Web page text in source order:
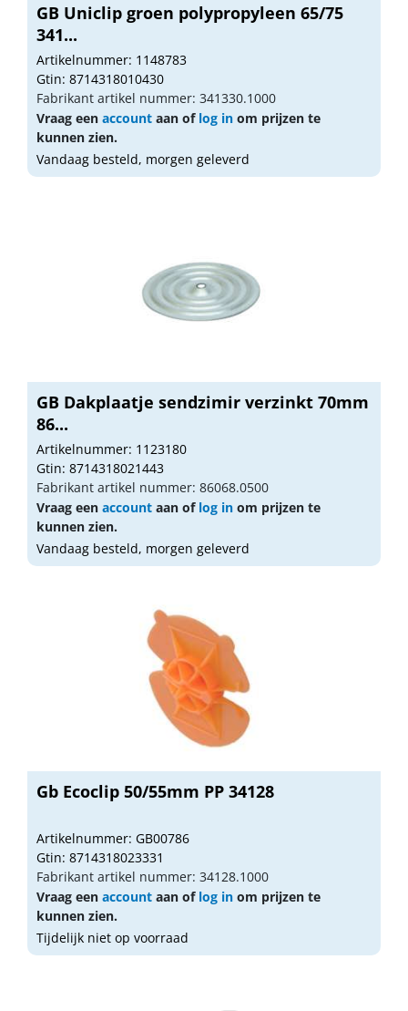
GB Uniclip groen polypropyleen 65/75
341...
Artikelnummer: 1148783
Gtin: 8714318010430
Fabrikant artikel nummer: 341330.1000
Vraag een account aan of log in om prijzen te
kunnen zien.
Vandaag besteld, morgen geleverd
GB Dakplaatje sendzimir verzinkt 70mm
86...
Artikelnummer: 1123180
Gtin: 8714318021443
Fabrikant artikel nummer: 86068.0500
Vraag een account aan of log in om prijzen te
kunnen zien.
Vandaag besteld, morgen geleverd
Gb Ecoclip 50/55mm PP 34128
Artikelnummer: GB00786
Gtin: 8714318023331
Fabrikant artikel nummer: 34128.1000
Vraag een account aan of log in om prijzen te
kunnen zien.
Tijdelijk niet op voorraad